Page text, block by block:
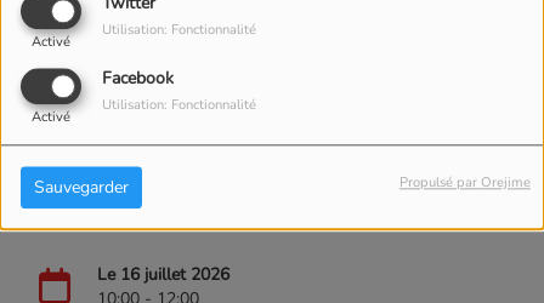
Activé
Utilisation: Fonctionnalité
Facebook
Activé
Utilisation: Fonctionnalité
Sauvegarder Propulsé par Orejime
Le 16 juillet 2026